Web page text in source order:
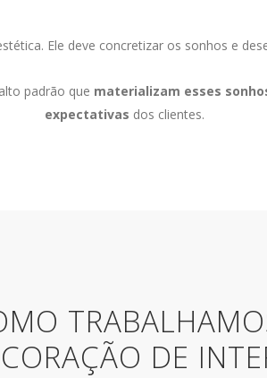
Ele deve concretizar os sonhos e
padrão que materializam esses
expectativas dos clientes.
DE